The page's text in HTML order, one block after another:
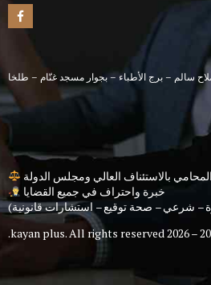
سالم – برج الأطباء – بجوار مسجد غنّام – طلخا
بالاستئناف العالي ومجلس الدولة
خبرة واحتراف في جميع القضايا
– شرعي – صحة توقيع – استشارات قانونية)
kayan plus. All rights reserved.